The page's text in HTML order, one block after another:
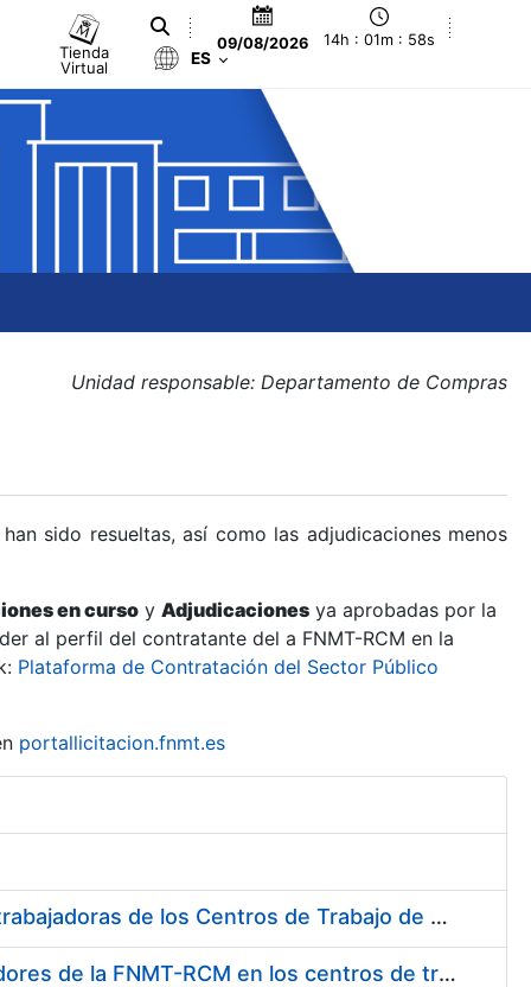
Tienda
Virtual
09/08/2026 14h : 01m : 59s
ES
Unidad responsable: Departamento de Compras
sido resueltas, así como las adjudicaciones menos
en curso y Adjudicaciones ya aprobadas por la
al perfil del contratante del a FNMT-RCM en la
Plataforma de Contratación del Sector Público
portallicitacion.fnmt.es
Suministro de Protectores Auditivos a medida para las personas trabajadoras de los Centros de Trabajo de Madrid y Burgos
Suministro de gafas graduadas antiproyecciones para los trabajadores de la FNMT-RCM en los centros de trabajo de Madrid y Burgos